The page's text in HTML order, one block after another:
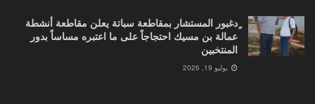
ٍدغبور المستشار بمقاطعة سباتة يعلن مقاطعة أنشطة
عمالة بن مسيك احتجاجاً على ما اعتبره مساساً بدور
المنتخبين
يوليو 19, 2026